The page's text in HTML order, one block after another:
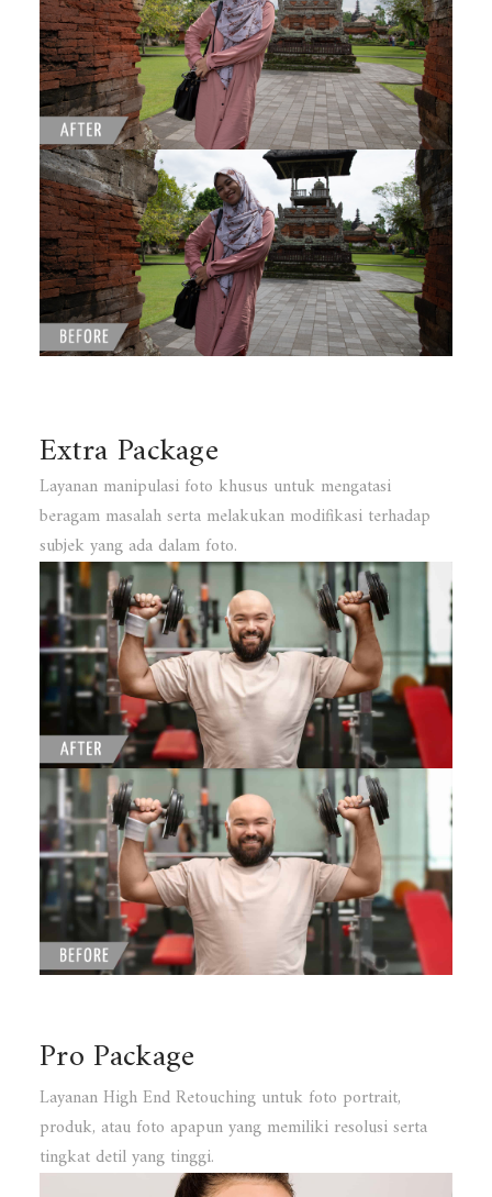
Extra Package
Layanan manipulasi foto khusus untuk mengatasi
beragam masalah serta melakukan modifikasi terhadap
subjek yang ada dalam foto.
Pro Package
Layanan High End Retouching untuk foto portrait,
produk, atau foto apapun yang memiliki resolusi serta
tingkat detil yang tinggi.